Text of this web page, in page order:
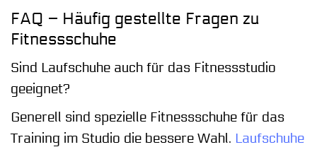
FAQ – Häufig gestellte Fragen zu
Fitnessschuhe
Sind Laufschuhe auch für das Fitnessstudio
geeignet?
Generell sind spezielle Fitnessschuhe für das
Training im Studio die bessere Wahl. Laufschuhe